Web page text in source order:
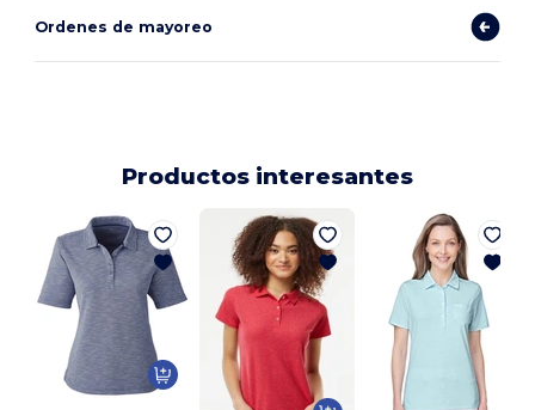
Ordenes de mayoreo
Productos interesantes